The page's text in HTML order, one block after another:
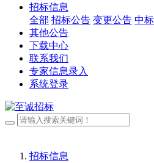
招标信息
全部 招标公告 变更公告 中
其他公告
下载中心
联系我们
专家信息录入
系统登录
招标信息